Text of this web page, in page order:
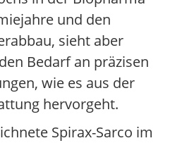
und den
sieht aber
Bedarf an präzisen
wie es aus der
hervorgeht.
Spirax-Sarco im